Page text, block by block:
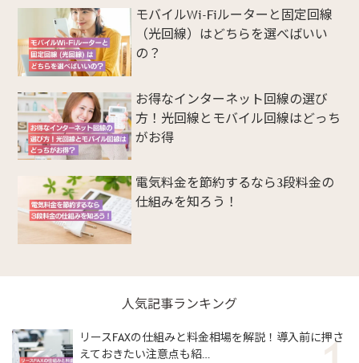
モバイルWi-Fiルーターと固定回線
（光回線）はどちらを選べばいい
の？
お得なインターネット回線の選び
方！光回線とモバイル回線はどっち
がお得
電気料金を節約するなら3段料金の
仕組みを知ろう！
人気記事ランキング
リースFAXの仕組みと料金相場を解説！導入前に押さ
えておきたい注意点も紹…